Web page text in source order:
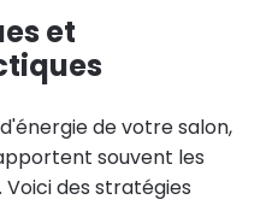
et
de votre salon,
souvent les
des stratégies